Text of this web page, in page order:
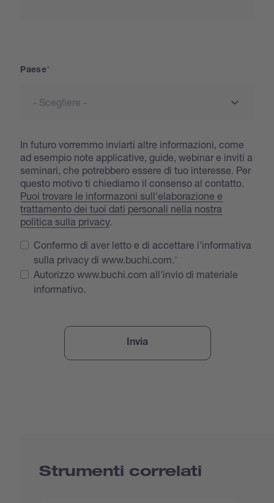
Paese
In futuro vorremmo inviarti altre informazioni, come
ad esempio note applicative, guide, webinar e inviti a
seminari, che potrebbero essere di tuo interesse. Per
questo motivo ti chiediamo il consenso al contatto.
Puoi trovare le informazoni sull'elaborazione e
trattamento dei tuoi dati personali nella nostra
politica sulla privacy.
Confermo di aver letto e di accettare l'informativa
sulla privacy di www.buchi.com.
Autorizzo www.buchi.com all'invio di materiale
informativo.
Strumenti correlati